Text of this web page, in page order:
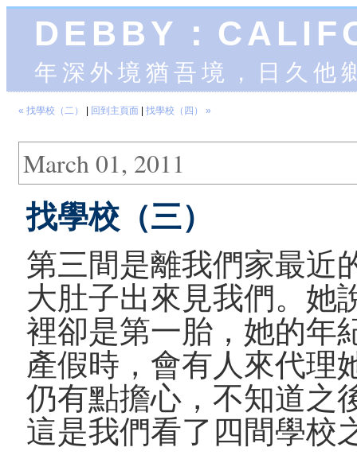
DEBBY：
年深外境猶吾境，日久
« 找學校（二） 回到主頁面 找學校（四） »
March 01, 2011
找學校（三）
第三間是離我們家最近
大肚子出來見我們。她
裡卻是第一胎，她的年
產假時，會有人來代理
仍有點擔心，不知道之
這是我們看了四間學校